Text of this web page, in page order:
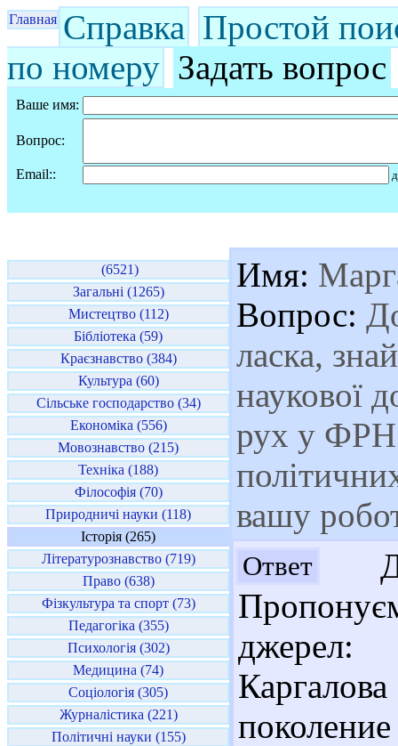
Главная Справка Простой
по номеру Задать вопрос
Ваше имя:
Вопрос:
Email::
(6521)
Загальні (1265)
Мистецтво (112)
Бібліотека (59)
Краєзнавство (384)
Культура (60)
Сільське господарство (34)
Економіка (556)
Мовознавство (215)
Техніка (188)
Філософія (70)
Природничі науки (118)
Історія (265)
Літературознавство (719)
Право (638)
Фізкультура та спорт (73)
Педагогіка (355)
Психологія (302)
Медицина (74)
Соціологія (305)
Журналістика (221)
Політичні науки (155)
Имя:
Вопрос:
ласка,
наукової
рух у ФРН
вашу
Ответ